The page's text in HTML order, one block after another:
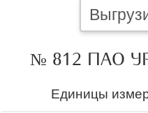
№ 812 ПАО
Единицы